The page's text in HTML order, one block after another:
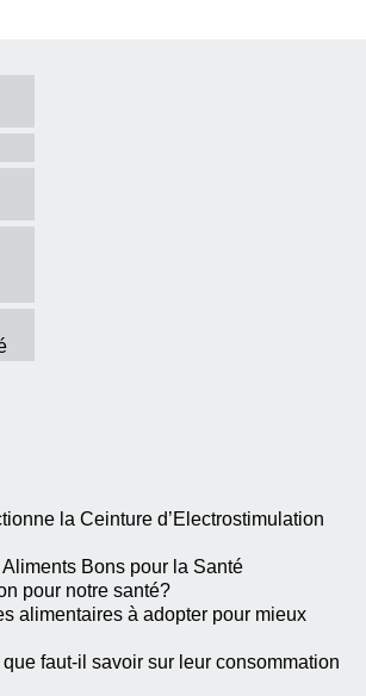
la Ceinture d’Electrostimulation
Aliments Bons pour la Santé
pour notre santé?
alimentaires à adopter pour mieux
que faut-il savoir sur leur consommation